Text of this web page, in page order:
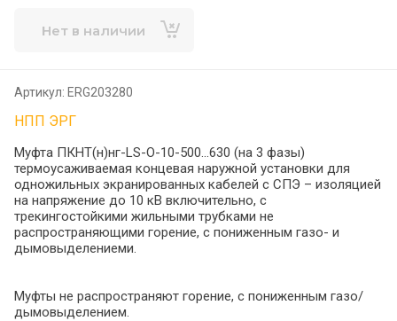
Нет в наличии
Артикул: ERG203280
НПП ЭРГ
Муфта ПКНТ(н)нг-LS-О-10-500...630 (на 3 фазы)
термоусаживаемая концевая наружной установки для
одножильных экранированных кабелей с СПЭ – изоляцией
на напряжение до 10 кВ включительно, с
трекингостойкими жильными трубками не
распространяющими горение, с пониженным газо- и
дымовыделениеми.
Муфты не распространяют горение, с пониженным газо/
дымовыделением.